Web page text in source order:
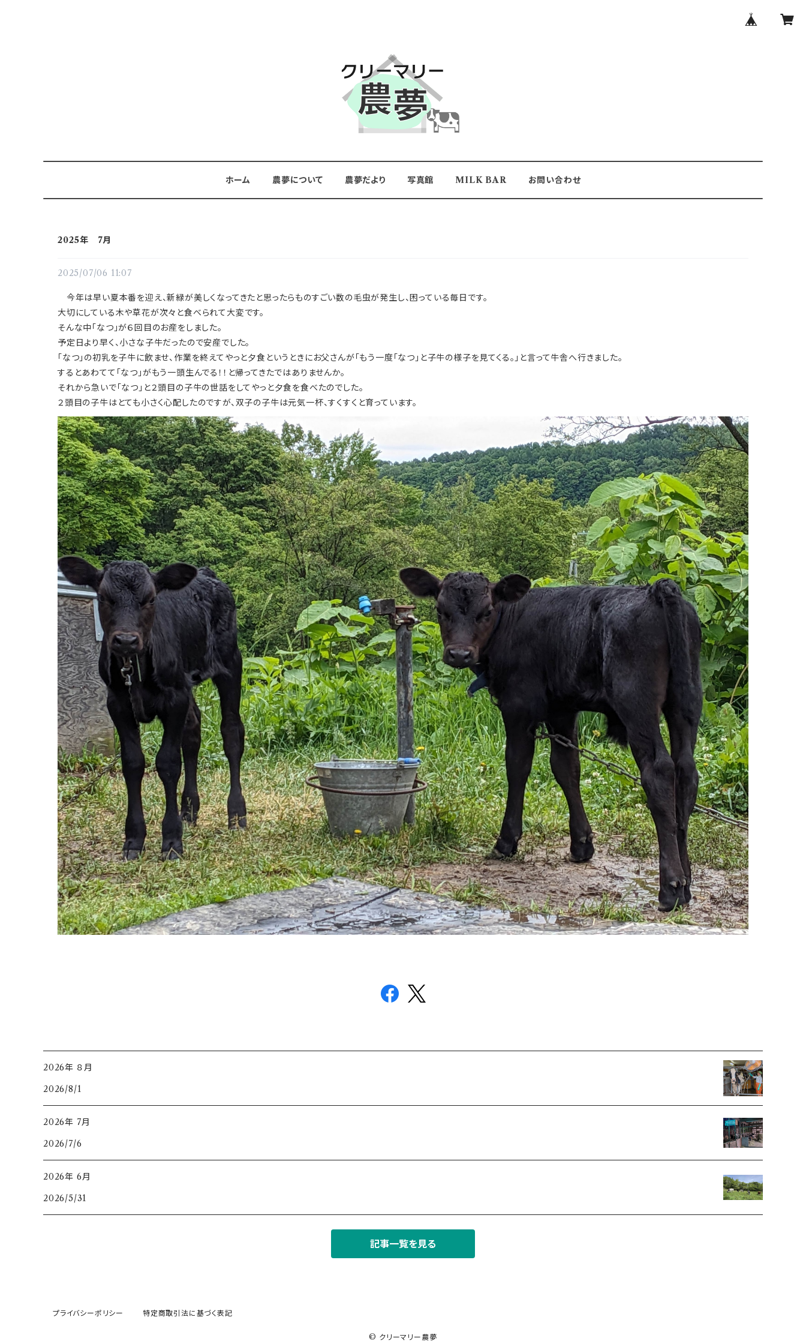
ホーム 農夢について 農夢だより 写真館 MILK BAR お問い合わせ
2025年 7月
2025/07/06 11:07
今年は早い夏本番を迎え、新緑が美しくなってきたと思ったらものすごい数の毛虫が発生し、困っている毎日です。
大切にしている木や草花が次々と食べられて大変です。
そんな中「なつ」が６回目のお産をしました。
予定日より早く、小さな子牛だったので安産でした。
「なつ」の初乳を子牛に飲ませ、作業を終えてやっと夕食というときにお父さんが「もう一度「なつ」と子牛の様子を見てくる。」と言って牛舎へ行きました。
するとあわてて「なつ」がもう一頭生んでる！！と帰ってきたではありませんか。
それから急いで「なつ」と２頭目の子牛の世話をしてやっと夕食を食べたのでした。
２頭目の子牛はとても小さく心配したのですが、双子の子牛は元気一杯、すくすくと育っています。
2026年 ８月
2026/8/1
2026年 7月
2026/7/6
2026年 6月
2026/5/31
記事一覧を見る
プライバシーポリシー 特定商取引法に基づく表記
© クリーマリー農夢